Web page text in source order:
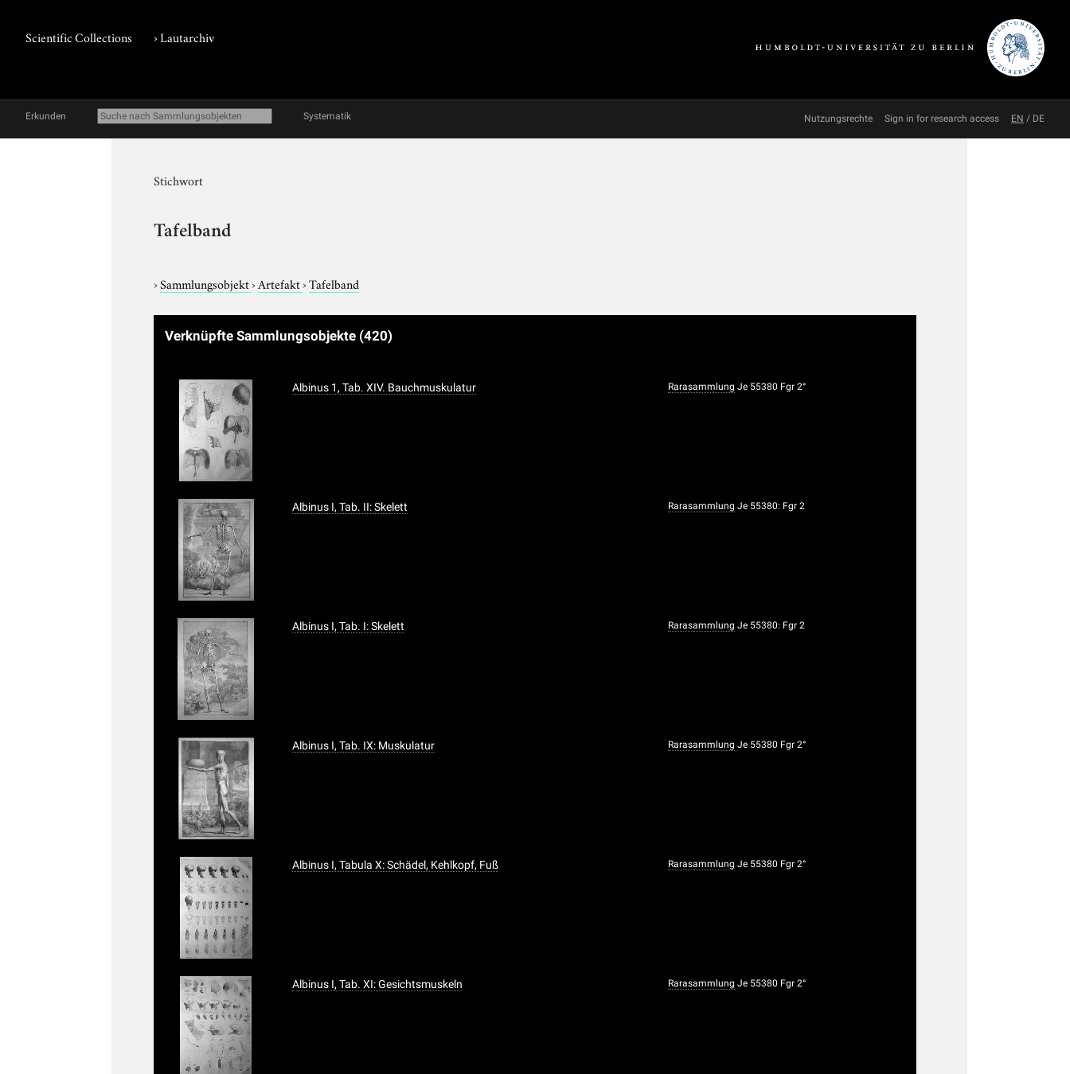
Scientific Collections ›Lautarchiv
Erkunden Systematik Nutzungsrechte Sign in for research access EN / DE
Stichwort
Tafelband
›Sammlungsobjekt›Artefakt›Tafelband
Verknüpfte Sammlungsobjekte (420)
Albinus 1, Tab. XIV. Bauchmuskulatur Rarasammlung Je 55380 Fgr 2°
Albinus I, Tab. II: Skelett Rarasammlung Je 55380: Fgr 2
Albinus I, Tab. I: Skelett Rarasammlung Je 55380: Fgr 2
Albinus I, Tab. IX: Muskulatur Rarasammlung Je 55380 Fgr 2°
Albinus I, Tabula X: Schädel, Kehlkopf, Fuß Rarasammlung Je 55380 Fgr 2°
Albinus I, Tab. XI: Gesichtsmuskeln Rarasammlung Je 55380 Fgr 2°